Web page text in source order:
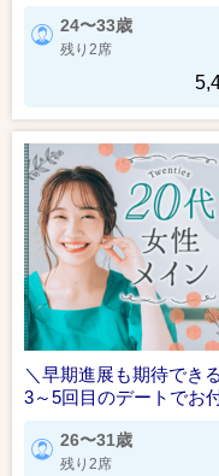
24〜33歳
残り2席
＼早期進展も期待でき
3～5回目のデートでお
26〜31歳
残り2席